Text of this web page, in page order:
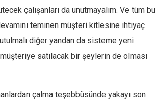
çalışanları da unutmayalım. Ve tüm bu
teminen müşteri kitlesine ihtiyaç
diğer yandan da sisteme yeni
satılacak bir şeylerin de olması
çalma teşebbüsünde yakayı son